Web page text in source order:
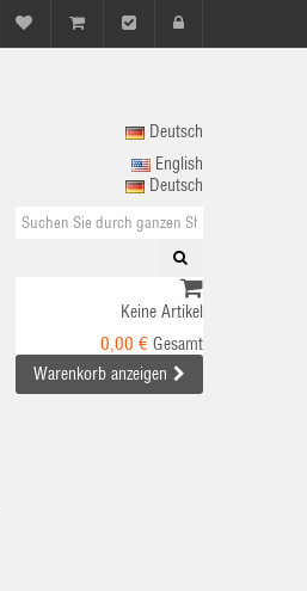
Deutsch
English
Deutsch
Keine Artikel
0,00 € Gesamt
Warenkorb anzeigen